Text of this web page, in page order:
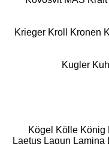
Krieger Kroll Kronen
Kugler
Kögel Kölle König
Laetus Lagun Lamina